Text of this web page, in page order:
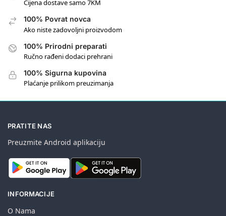
Cijena dostave samo 7KM
100% Povrat novca
Ako niste zadovoljni proizvodom
100% Prirodni preparati
Ručno rađeni dodaci prehrani
100% Sigurna kupovina
Plaćanje prilikom preuzimanja
PRATITE NAS
Preuzmite Android aplikaciju
INFORMACIJE
O Nama